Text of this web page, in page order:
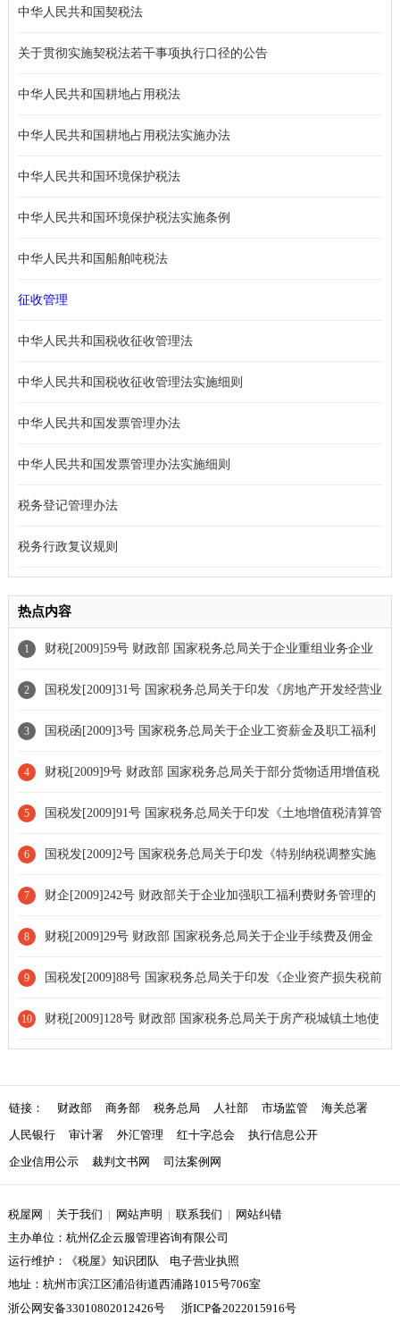
中华人民共和国契税法
关于贯彻实施契税法若干事项执行口径的公告
中华人民共和国耕地占用税法
中华人民共和国耕地占用税法实施办法
中华人民共和国环境保护税法
中华人民共和国环境保护税法实施条例
中华人民共和国船舶吨税法
征收管理
中华人民共和国税收征收管理法
中华人民共和国税收征收管理法实施细则
中华人民共和国发票管理办法
中华人民共和国发票管理办法实施细则
税务登记管理办法
税务行政复议规则
热点内容
1 财税[2009]59号 财政部 国家税务总局关于企业重组业务企业
所得税处理若干问题的通知[条款修订]
2 国税发[2009]31号 国家税务总局关于印发《房地产开发经营业
务企业所得税处理办法》的通知[条款废止]
3 国税函[2009]3号 国家税务总局关于企业工资薪金及职工福利
费扣除问题的通知
4 财税[2009]9号 财政部 国家税务总局关于部分货物适用增值税
低税率和简易办法征收增值税政策的通知[条款修订]
5 国税发[2009]91号 国家税务总局关于印发《土地增值税清算管
理规程》的通知
6 国税发[2009]2号 国家税务总局关于印发《特别纳税调整实施
办法[试行]》的通知[条款废止]
7 财企[2009]242号 财政部关于企业加强职工福利费财务管理的
通知
8 财税[2009]29号 财政部 国家税务总局关于企业手续费及佣金
支出税前扣除政策的通知[条款废止]
9 国税发[2009]88号 国家税务总局关于印发《企业资产损失税前
扣除管理办法》的通知[全文废止]
10 财税[2009]128号 财政部 国家税务总局关于房产税城镇土地使
链接： 财政部 商务部 税务总局 人社部 市场监管
海关总署
人民银行
审计署 外汇管理 红十字总会
执行信息公开
企业信用公示
裁判文书网 司法案例网
税屋网 | 关于我们 | 网站声明 | 联系我们 | 网站纠错
主办单位：杭州亿企云服管理咨询有限公司
运行维护：《税屋》知识团队 电子营业执照
地址：杭州市滨江区浦沿街道西浦路1015号706室
浙公网安备33010802012426号
浙ICP备2022015916号